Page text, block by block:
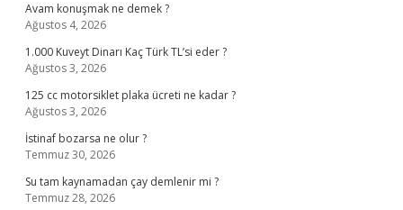
Avam konuşmak ne demek ?
Ağustos 4, 2026
1.000 Kuveyt Dinarı Kaç Türk TL’si eder ?
Ağustos 3, 2026
125 cc motorsiklet plaka ücreti ne kadar ?
Ağustos 3, 2026
İstinaf bozarsa ne olur ?
Temmuz 30, 2026
Su tam kaynamadan çay demlenir mi ?
Temmuz 28, 2026